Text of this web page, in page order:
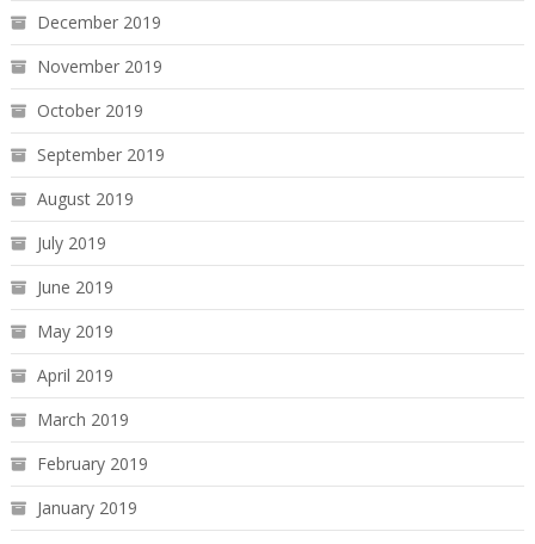
December 2019
November 2019
October 2019
September 2019
August 2019
July 2019
June 2019
May 2019
April 2019
March 2019
February 2019
January 2019